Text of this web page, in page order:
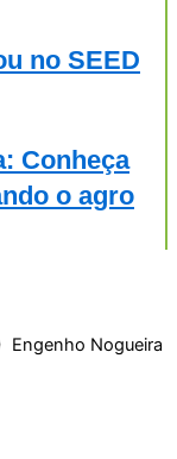
no SEED
Conheça
o agro
Engenho Nogueira